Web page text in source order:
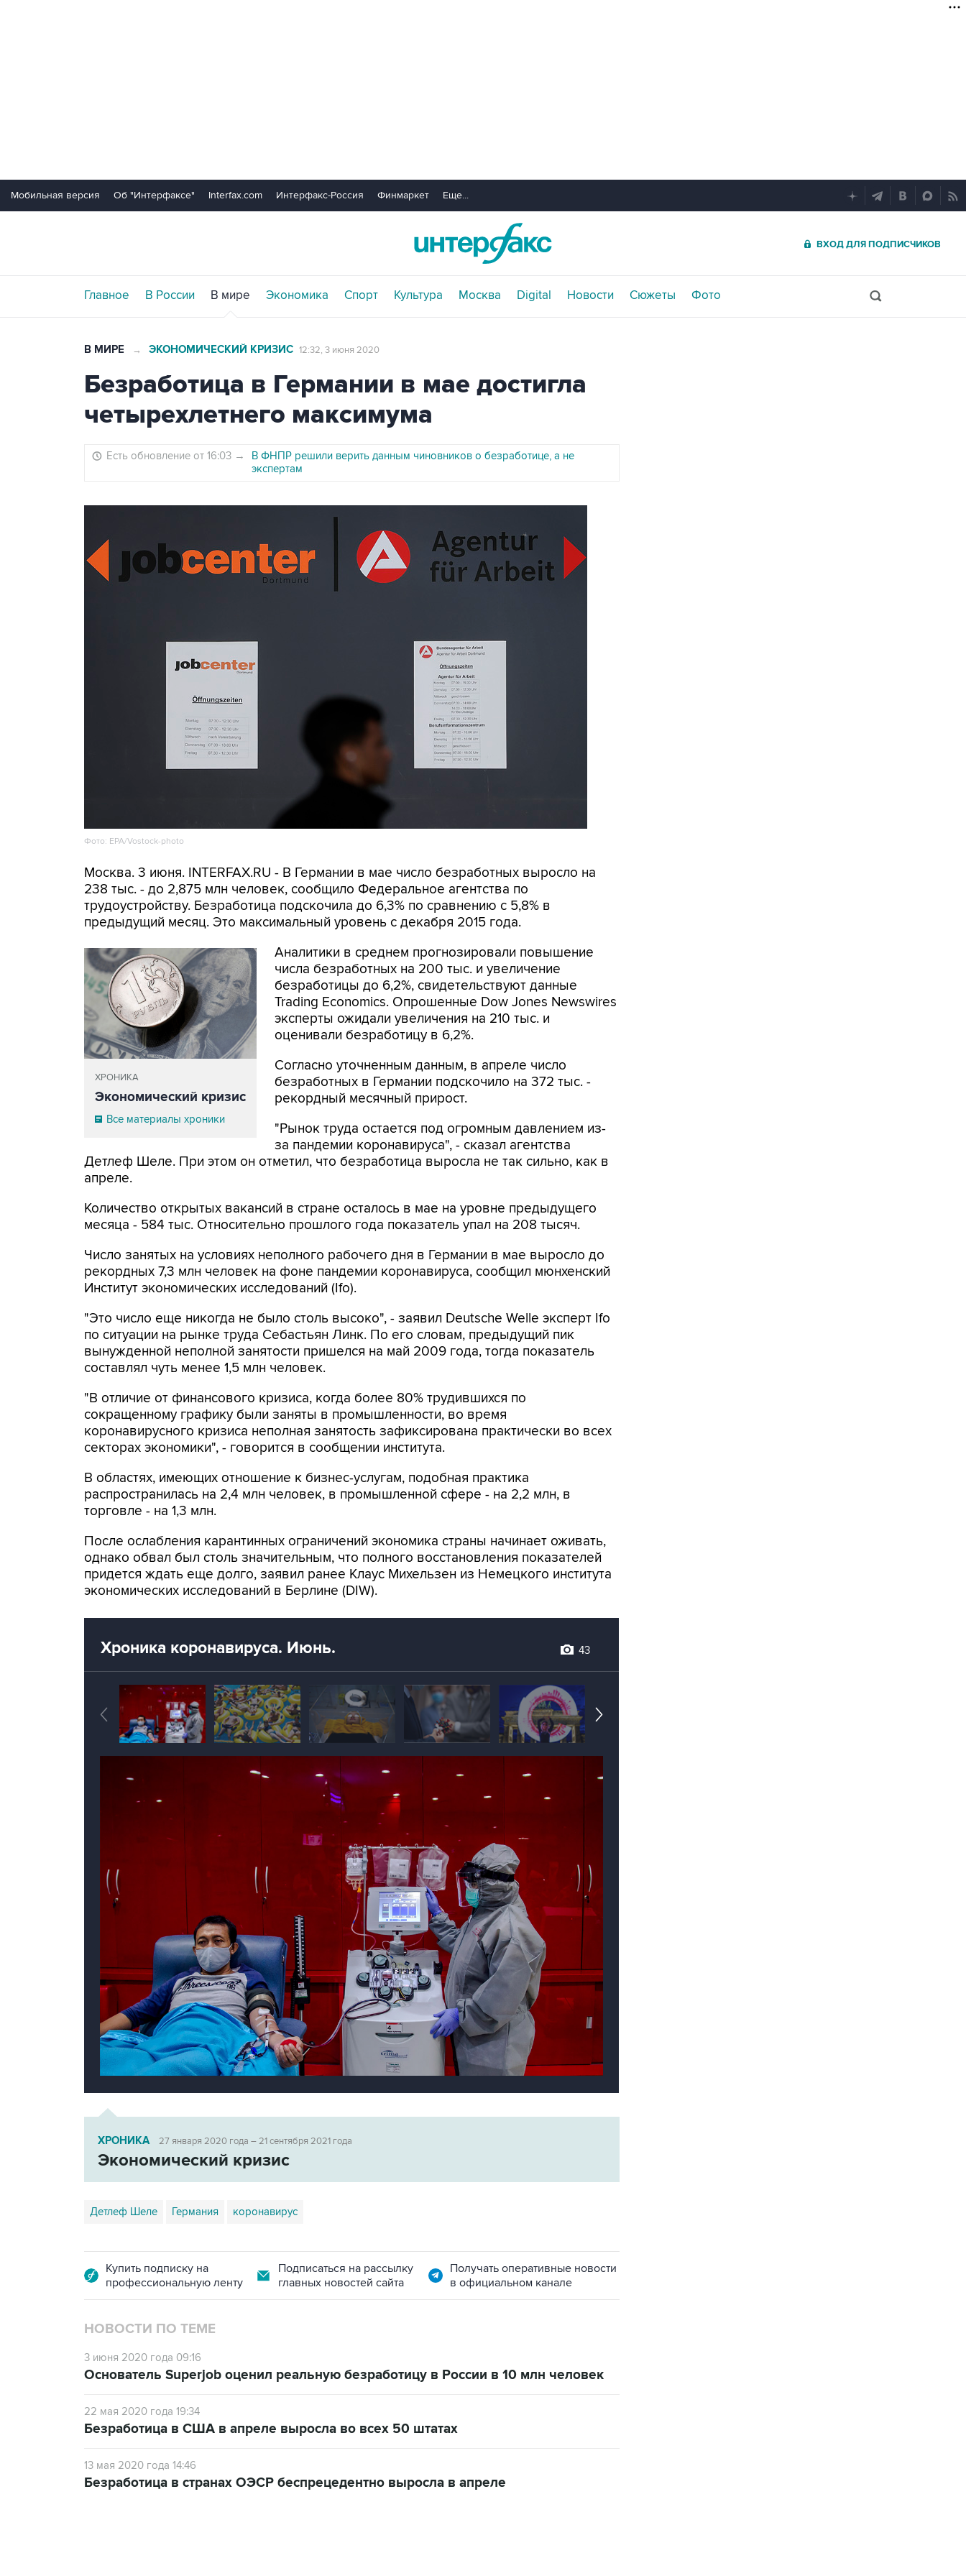
Мобильная версия Об "Интерфаксе" Interfax.com Интерфакс-Россия Финмаркет Еще...
ВХОД ДЛЯ ПОДПИСЧИКОВ
Главное В России В мире Экономика Спорт Культура Москва Digital Новости Сюжеты Фото
В МИРЕ → ЭКОНОМИЧЕСКИЙ КРИЗИС 12:32, 3 июня 2020
Безработица в Германии в мае достигла
четырехлетнего максимума
Есть обновление от 16:03 →
В ФНПР решили верить данным чиновников о безработице, а не
экспертам
Фото: EPA/Vostock-photo
Москва. 3 июня. INTERFAX.RU - В Германии в мае число безработных выросло на
238 тыс. - до 2,875 млн человек, сообщило Федеральное агентства по
трудоустройству. Безработица подскочила до 6,3% по сравнению с 5,8% в
предыдущий месяц. Это максимальный уровень с декабря 2015 года.
ХРОНИКА
Экономический кризис
Все материалы хроники
Аналитики в среднем прогнозировали повышение
числа безработных на 200 тыс. и увеличение
безработицы до 6,2%, свидетельствуют данные
Trading Economics. Опрошенные Dow Jones Newswires
эксперты ожидали увеличения на 210 тыс. и
оценивали безработицу в 6,2%.
Согласно уточненным данным, в апреле число
безработных в Германии подскочило на 372 тыс. -
рекордный месячный прирост.
"Рынок труда остается под огромным давлением из-
за пандемии коронавируса", - сказал агентства
Детлеф Шеле. При этом он отметил, что безработица выросла не так сильно, как в
апреле.
Количество открытых вакансий в стране осталось в мае на уровне предыдущего
месяца - 584 тыс. Относительно прошлого года показатель упал на 208 тысяч.
Число занятых на условиях неполного рабочего дня в Германии в мае выросло до
рекордных 7,3 млн человек на фоне пандемии коронавируса, сообщил мюнхенский
Институт экономических исследований (Ifo).
"Это число еще никогда не было столь высоко", - заявил Deutsche Welle эксперт Ifo
по ситуации на рынке труда Себастьян Линк. По его словам, предыдущий пик
вынужденной неполной занятости пришелся на май 2009 года, тогда показатель
составлял чуть менее 1,5 млн человек.
"В отличие от финансового кризиса, когда более 80% трудившихся по
сокращенному графику были заняты в промышленности, во время
коронавирусного кризиса неполная занятость зафиксирована практически во всех
секторах экономики", - говорится в сообщении института.
В областях, имеющих отношение к бизнес-услугам, подобная практика
распространилась на 2,4 млн человек, в промышленной сфере - на 2,2 млн, в
торговле - на 1,3 млн.
После ослабления карантинных ограничений экономика страны начинает оживать,
однако обвал был столь значительным, что полного восстановления показателей
придется ждать еще долго, заявил ранее Клаус Михельзен из Немецкого института
экономических исследований в Берлине (DIW).
Хроника коронавируса. Июнь. 43
ХРОНИКА 27 января 2020 года – 21 сентября 2021 года
Экономический кризис
Детлеф Шеле Германия коронавирус
Купить подписку на
профессиональную ленту
Подписаться на рассылку
главных новостей сайта
Получать оперативные новости
в официальном канале
НОВОСТИ ПО ТЕМЕ
3 июня 2020 года 09:16
Основатель Superjob оценил реальную безработицу в России в 10 млн человек
22 мая 2020 года 19:34
Безработица в США в апреле выросла во всех 50 штатах
13 мая 2020 года 14:46
Безработица в странах ОЭСР беспрецедентно выросла в апреле